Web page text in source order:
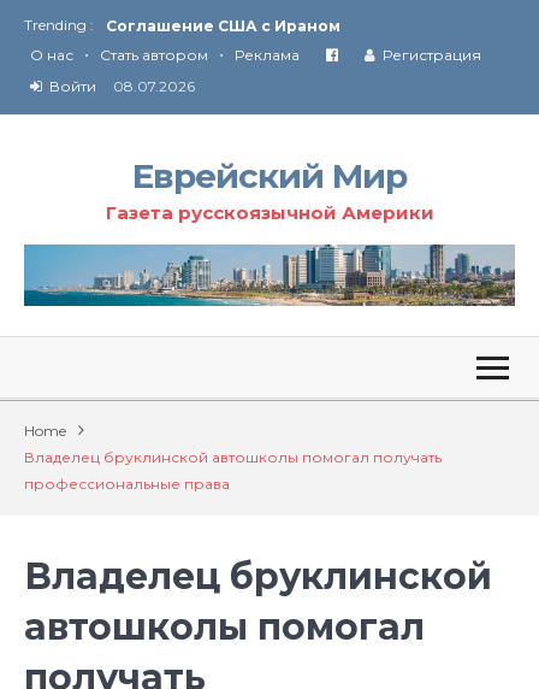
Trending :
Соглашение США с Ираном
Технология Революции в Иране
О нас • Стать автором • Реклама
Регистрация
Войти
08.07.2026
Еврейский Мир
Газета русскоязычной Америки
Home
Владелец бруклинской автошколы помогал получать
профессиональные права
Владелец бруклинской
автошколы помогал
получать